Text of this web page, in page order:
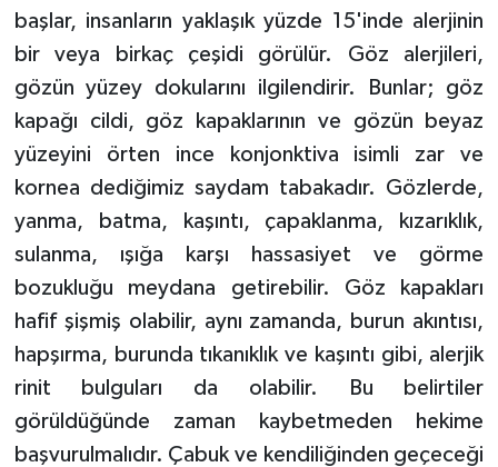
başlar, insanların yaklaşık yüzde 15'inde alerjinin
bir veya birkaç çeşidi görülür. Göz alerjileri,
gözün yüzey dokularını ilgilendirir. Bunlar; göz
kapağı cildi, göz kapaklarının ve gözün beyaz
yüzeyini örten ince konjonktiva isimli zar ve
kornea dediğimiz saydam tabakadır. Gözlerde,
yanma, batma, kaşıntı, çapaklanma, kızarıklık,
sulanma, ışığa karşı hassasiyet ve görme
bozukluğu meydana getirebilir. Göz kapakları
hafif şişmiş olabilir, aynı zamanda, burun akıntısı,
hapşırma, burunda tıkanıklık ve kaşıntı gibi, alerjik
rinit bulguları da olabilir. Bu belirtiler
görüldüğünde zaman kaybetmeden hekime
başvurulmalıdır. Çabuk ve kendiliğinden geçeceği